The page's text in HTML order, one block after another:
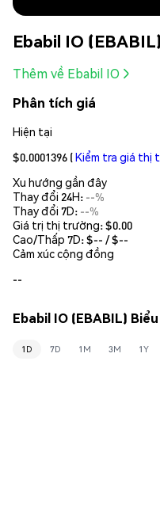
Ebabil IO
Thêm về Ebabil IO
Phân tích giá
Hiện tại
$0.0001396 (Kiểm tra giá thị
Xu hướng gần đây
Thay đổi 24H: --%
Thay đổi 7D: --%
Giá trị thị trường:$0.00
Cao/Thấp 7D: $-- / $--
Cảm xúc cộng đồng
--
Ebabil IO (EBABIL)
1D 7D 1M 3M 1Y